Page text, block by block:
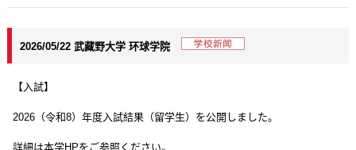
2026/05/22 武藏野大学 环球学院
【入試】
2026（令和8）年度入試結果（留学生）を公開しました。
詳細は本学HPをご参照ください。